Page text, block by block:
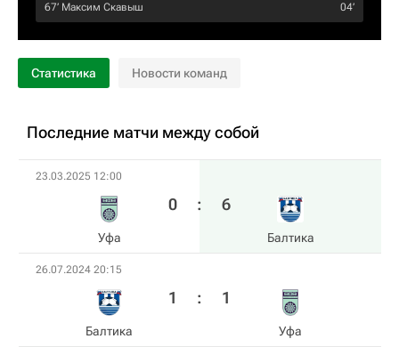
67‎’‎ Максим Скавыш 04‎’‎
Статистика Новости команд
Последние матчи между собой
23.03.2025 12:00
Уфа
0 : 6
Балтика
26.07.2024 20:15
Балтика
1 : 1
Уфа